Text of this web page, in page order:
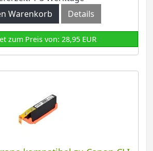
Warenkorb
Details
zum Preis von: 28,95 EUR